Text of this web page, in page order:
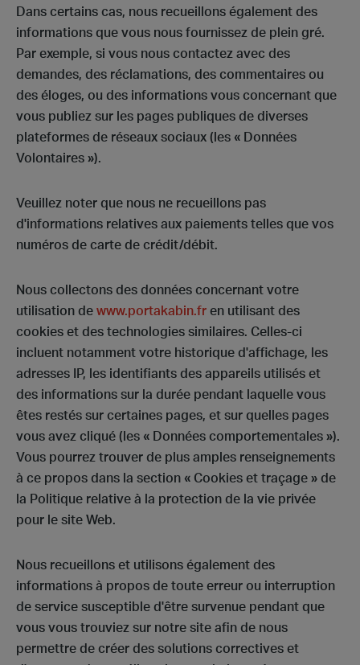
Dans certains cas, nous recueillons également des
informations que vous nous fournissez de plein gré.
Par exemple, si vous nous contactez avec des
demandes, des réclamations, des commentaires ou
des éloges, ou des informations vous concernant que
vous publiez sur les pages publiques de diverses
plateformes de réseaux sociaux (les « Données
Volontaires »).
Veuillez noter que nous ne recueillons pas
d'informations relatives aux paiements telles que vos
numéros de carte de crédit/débit.
Nous collectons des données concernant votre
utilisation de www.portakabin.fr en utilisant des
cookies et des technologies similaires. Celles-ci
incluent notamment votre historique d'affichage, les
adresses IP, les identifiants des appareils utilisés et
des informations sur la durée pendant laquelle vous
êtes restés sur certaines pages, et sur quelles pages
vous avez cliqué (les « Données comportementales »).
Vous pourrez trouver de plus amples renseignements
à ce propos dans la section « Cookies et traçage » de
la Politique relative à la protection de la vie privée
pour le site Web.
Nous recueillons et utilisons également des
informations à propos de toute erreur ou interruption
de service susceptible d'être survenue pendant que
vous vous trouviez sur notre site afin de nous
permettre de créer des solutions correctives et